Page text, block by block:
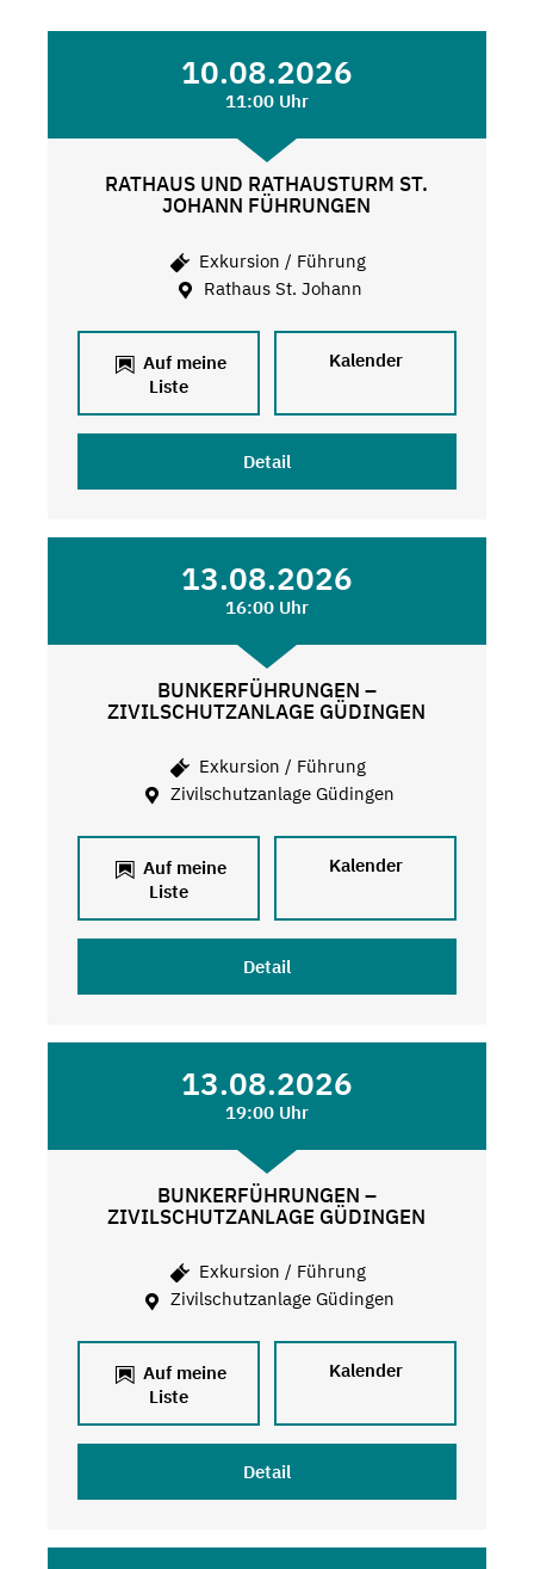
10.08.2026
11:00 Uhr
RATHAUS UND RATHAUSTURM ST.
JOHANN FÜHRUNGEN
Exkursion / Führung
Rathaus St. Johann
Auf meine
Liste
Kalender
Detail
13.08.2026
16:00 Uhr
BUNKERFÜHRUNGEN –
ZIVILSCHUTZANLAGE GÜDINGEN
Exkursion / Führung
Zivilschutzanlage Güdingen
Auf meine
Liste
Kalender
Detail
13.08.2026
19:00 Uhr
BUNKERFÜHRUNGEN –
ZIVILSCHUTZANLAGE GÜDINGEN
Exkursion / Führung
Zivilschutzanlage Güdingen
Auf meine
Liste
Kalender
Detail